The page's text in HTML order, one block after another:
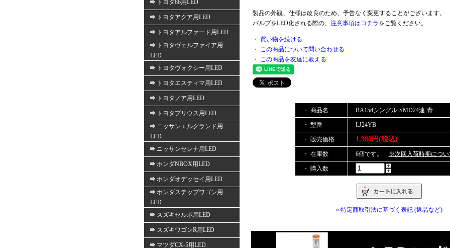
トヨタ86用LED
トヨタアクア用LED
トヨタアルファード用LED
トヨタヴェルファイア用
LED
トヨタヴォクシー用LED
トヨタエスティマ用LED
トヨタノア用LED
トヨタプリウス用LED
ニッサンエルグランド用
LED
ニッサンセレナ用LED
ホンダNBOX用LED
ホンダオデッセイ用LED
ホンダステップワゴン用
LED
スズキセルボ用LED
スズキワゴンR用LED
マツダCX-5用LED
製品の外観、仕様は改良のため、予告なく変更することがございます。
バルブをLED化される際の、 注意事項はコチラ をご覧ください。
・ 買い物を続ける
・ この商品について問い合わせる
・ この商品を友達に教える
・ 商品名 BA15dシングル-SMD24連-青
・ 型番 LJ24YB
・ 販売価格 1,980円(税込)
・ 在庫数 6個です。 ※次回入荷時期につい
・ 購入数
» 特定商取引法に基づく表記 (返品など)